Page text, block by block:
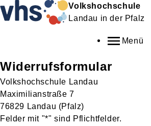
Volkshochschule
Landau in der Pfalz
Menü
Widerrufsformular
Volkshochschule Landau
Maximilianstraße 7
76829 Landau (Pfalz)
Felder mit "*" sind Pflichtfelder.